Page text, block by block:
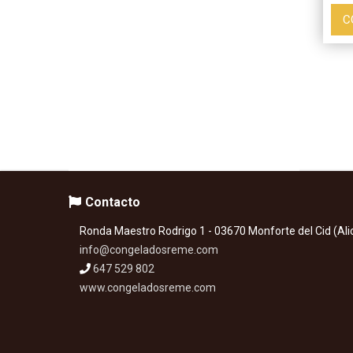
Contacto
Ronda Maestro Rodrigo 1 - 03670 Monforte del Cid
info@congeladosreme.com
647 529 802
www.congeladosreme.com